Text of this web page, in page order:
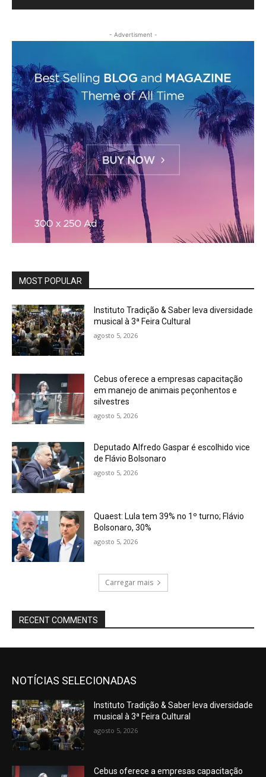
- Advertisment -
MOST POPULAR
Instituto Tradição & Saber leva diversidade
musical à 3ª Feira Cultural
agosto 5, 2026
Cebus oferece a empresas capacitação
em manejo de animais peçonhentos e
silvestres
agosto 5, 2026
Deputado Alfredo Gaspar é escolhido vice
de Flávio Bolsonaro
agosto 5, 2026
Quaest: Lula tem 39% no 1º turno; Flávio
Bolsonaro, 30%
agosto 5, 2026
Carregar mais
RECENT COMMENTS
NOTÍCIAS SELECIONADAS
Instituto Tradição & Saber leva diversidade
musical à 3ª Feira Cultural
agosto 5, 2026
Cebus oferece a empresas capacitação